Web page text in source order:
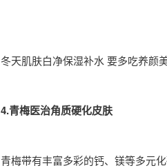
冬天肌肤白净保湿补水 要多吃养颜
4.青梅医治角质硬化皮肤
青梅带有丰富多彩的钙、镁等多元